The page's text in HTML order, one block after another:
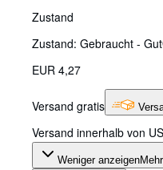
Zustand
Zustand: Gebraucht - Gut
EUR 4,27
Versand gratis
Versand innerhalb von
Weniger anzeigen